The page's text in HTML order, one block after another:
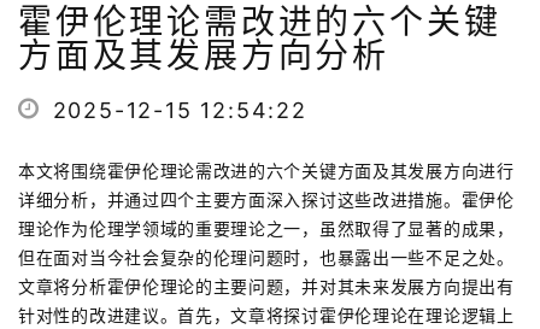
霍伊伦理论需改进的六个关键
方面及其发展方向分析
2025-12-15 12:54:22
本文将围绕霍伊伦理论需改进的六个关键方面及其发展方向进行
详细分析，并通过四个主要方面深入探讨这些改进措施。霍伊伦
理论作为伦理学领域的重要理论之一，虽然取得了显著的成果，
但在面对当今社会复杂的伦理问题时，也暴露出一些不足之处。
文章将分析霍伊伦理论的主要问题，并对其未来发展方向提出有
针对性的改进建议。首先，文章将探讨霍伊伦理论在理论逻辑上